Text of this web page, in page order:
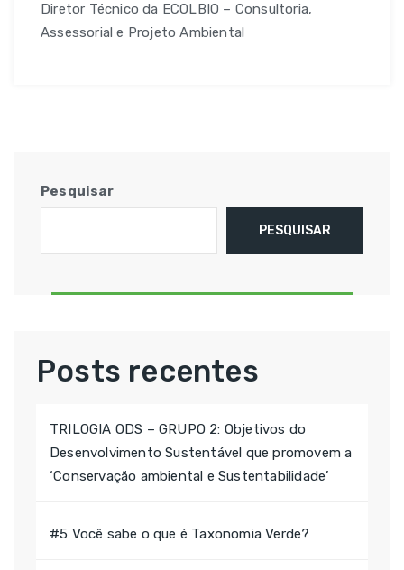
Diretor Técnico da ECOLBIO – Consultoria,
Assessorial e Projeto Ambiental
Pesquisar
PESQUISAR
Posts recentes
TRILOGIA ODS – GRUPO 2: Objetivos do
Desenvolvimento Sustentável que promovem a
‘Conservação ambiental e Sustentabilidade’
#5 Você sabe o que é Taxonomia Verde?